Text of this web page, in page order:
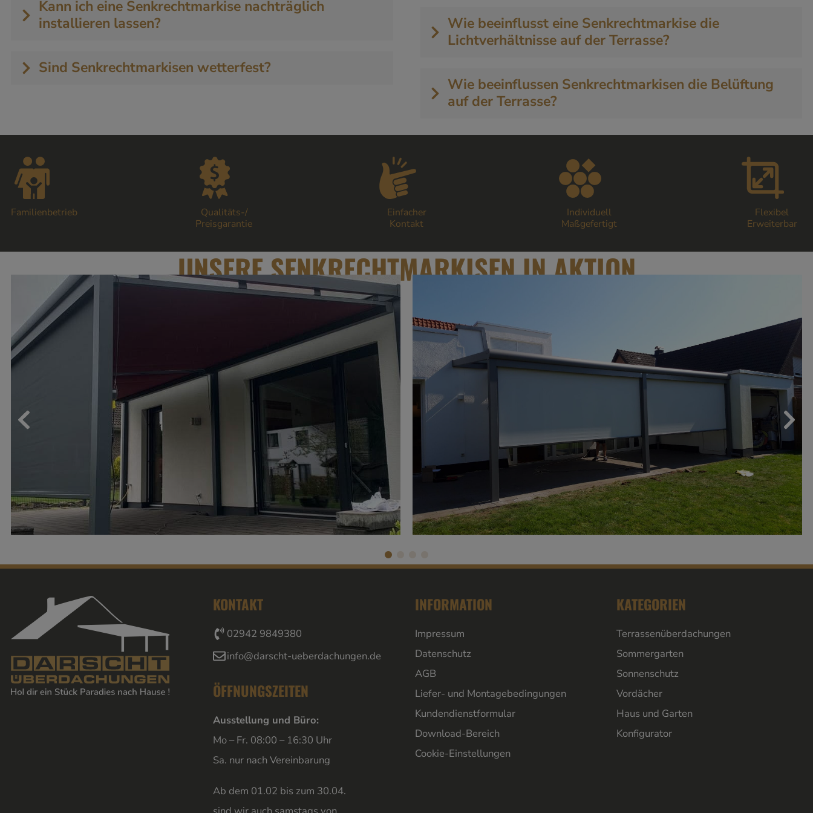
Kann ich eine Senkrechtmarkise nachträglich
installieren lassen?
Sind Senkrechtmarkisen wetterfest?
Wie beeinflusst eine Senkrechtmarkise die
Lichtverhältnisse auf der Terrasse?
Wie beeinflussen Senkrechtmarkisen die Belüftung
auf der Terrasse?
Familienbetrieb
Qualitäts-/
Preisgarantie
Einfacher
Kontakt
Individuell
Maßgefertigt
Flexibel
Erweiterbar
UNSERE SENKRECHTMARKISEN IN AKTION
KONTAKT
02942 9849380
info@darscht-ueberdachungen.de
ÖFFNUNGSZEITEN
Ausstellung und Büro:
Mo – Fr. 08:00 – 16:30 Uhr
Sa. nur nach Vereinbarung
Ab dem 01.02 bis zum 30.04.
INFORMATION
Impressum
Datenschutz
AGB
Liefer- und Montagebedingungen
Kundendienstformular
Download-Bereich
Cookie-Einstellungen
KATEGORIEN
Terrassenüberdachungen
Sommergarten
Sonnenschutz
Vordächer
Haus und Garten
Konfigurator